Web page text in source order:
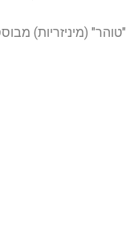
"טוהר" (מיניזריות)